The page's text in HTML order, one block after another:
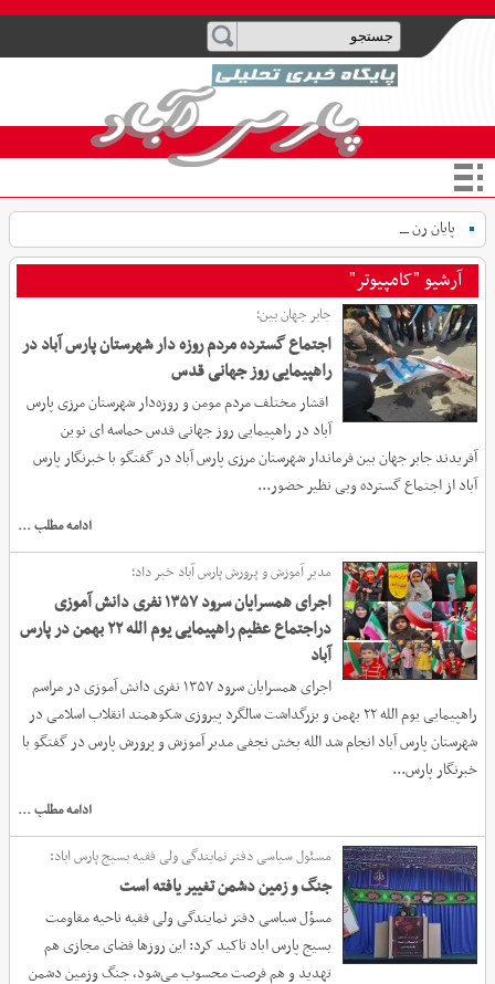
پایان رنج سفر ب_
آرشیو "کامپیوتر"
جابر جهان بین؛
اجتماع گسترده مردم‌ روزه دار شهرستان پارس آباد در
راهپیمایی روز جهانی قدس
اقشار مختلف مردم مومن و روزه‌دار شهرستان مرزی پارس
آباد در راهپیمایی روز جهانی قدس حماسه ای نوین
آفریدند جابر جهان بین فرماندار شهرستان مرزی پارس آباد در گفتگو با خبرنگار پارس
آباد از اجتماع گسترده وبی نظیر حضور...
ادامه مطلب ...
مدیر آموزش و پرورش پارس آباد خبر داد؛
اجرای همسرایان سرود ۱۳۵۷ نفری دانش آموزی
دراجتماع عظیم راهپیمایی یوم الله ۲۲ بهمن در پارس
آباد
اجرای همسرایان سرود ۱۳۵۷ نفری دانش آموزی در مراسم
راهپیمایی یوم الله ۲۲ بهمن و بزرگداشت سالگرد پیروزی شکوهمند انقلاب اسلامی در
شهرستان پارس آباد انجام شد الله بخش نجفی مدیر آموزش و پرورش پارس در گفتگو با
خبرنگار پارس...
ادامه مطلب ...
مسئول سیاسی دفتر نمایندگی ولی فقیه بسیج پارس اباد:
جنگ و زمین دشمن تغییر یافته است
مسؤل سیاسی دفتر نمایندگی ولی فقیه ناحیه مقاومت
بسیج پارس اباد تاکید کرد: این روزها فضای مجازی هم
تهدید و هم فرصت محسوب می‌شود، جنگ وزمین دشمن